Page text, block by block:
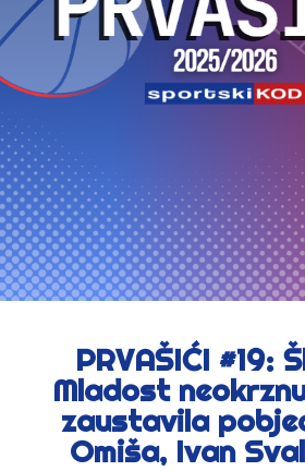
PRVAŠIĆI #19:
Mladost
zaustavila
Omiša, Ivan